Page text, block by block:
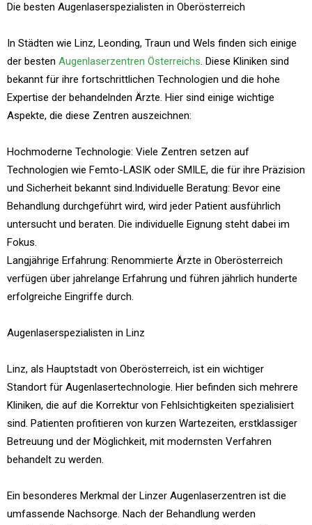
Die besten Augenlaserspezialisten in Oberösterreich
In Städten wie Linz, Leonding, Traun und Wels finden sich einige
der besten Augenlaserzentren Österreichs. Diese Kliniken sind
bekannt für ihre fortschrittlichen Technologien und die hohe
Expertise der behandelnden Ärzte. Hier sind einige wichtige
Aspekte, die diese Zentren auszeichnen:
Hochmoderne Technologie: Viele Zentren setzen auf
Technologien wie Femto-LASIK oder SMILE, die für ihre Präzision
und Sicherheit bekannt sind.Individuelle Beratung: Bevor eine
Behandlung durchgeführt wird, wird jeder Patient ausführlich
untersucht und beraten. Die individuelle Eignung steht dabei im
Fokus.
Langjährige Erfahrung: Renommierte Ärzte in Oberösterreich
verfügen über jahrelange Erfahrung und führen jährlich hunderte
erfolgreiche Eingriffe durch.
Augenlaserspezialisten in Linz
Linz, als Hauptstadt von Oberösterreich, ist ein wichtiger
Standort für Augenlasertechnologie. Hier befinden sich mehrere
Kliniken, die auf die Korrektur von Fehlsichtigkeiten spezialisiert
sind. Patienten profitieren von kurzen Wartezeiten, erstklassiger
Betreuung und der Möglichkeit, mit modernsten Verfahren
behandelt zu werden.
Ein besonderes Merkmal der Linzer Augenlaserzentren ist die
umfassende Nachsorge. Nach der Behandlung werden